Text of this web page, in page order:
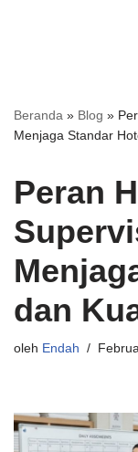
Beranda » Blog »
Menjaga Standar
Peran
dan
oleh Endah